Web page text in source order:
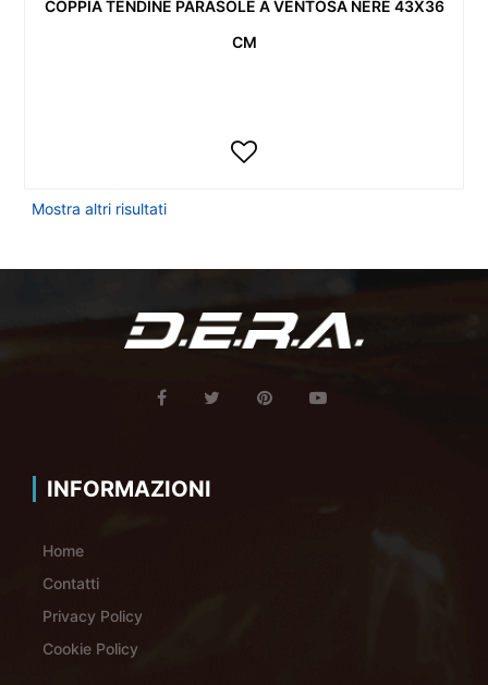
COPPIA TENDINE PARASOLE A VENTOSA NERE 43X36
CM
Mostra altri risultati
INFORMAZIONI
Home
Contatti
Privacy Policy
Cookie Policy